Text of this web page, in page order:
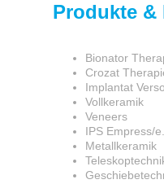
Produkte &
Bionator
Crozat
Implantat
Vollkeramik
Veneers
IPS Empress/
Metallkeramik